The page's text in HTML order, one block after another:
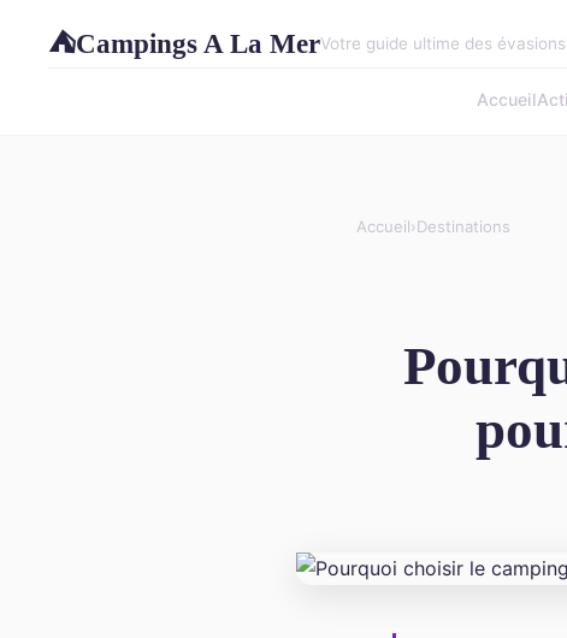
⛺Campings A La MerVotre guide ultime des
Accueil
Accueil›Destinations